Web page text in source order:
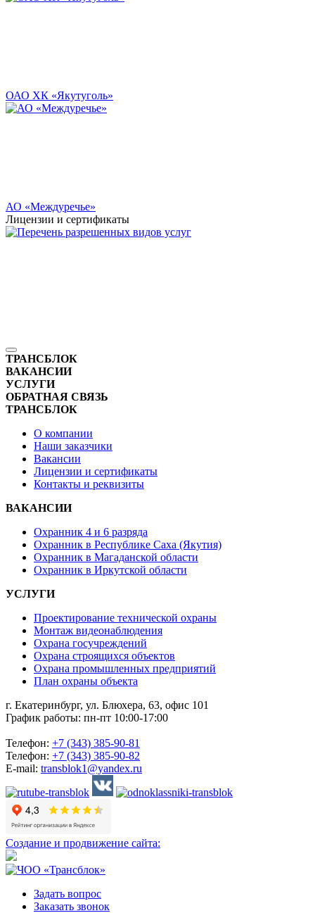
ОАО ХК «Якутуголь»
АО «Междуречье»
Лицензии и сертификаты
ТРАНСБЛОК
ВАКАНСИИ
УСЛУГИ
ОБРАТНАЯ СВЯЗЬ
ТРАНСБЛОК
О компании
Наши заказчики
Вакансии
Лицензии и сертификаты
Контакты и реквизиты
ВАКАНСИИ
Охранник 4 и 6 разряда
Охранник в Республике Саха (Якутия)
Охранник в Магаданской области
Охранник в Иркутской области
УСЛУГИ
Проектирование технической охраны
Монтаж видеонаблюдения
Охрана госучреждений
Охрана строящихся объектов
Охрана промышленных предприятий
План охраны объекта
г. Екатеринбург, ул. Блюхера, 63, офис 101
График работы: пн-пт 10:00-17:00
Телефон: +7 (343) 385-90-81
Телефон: +7 (343) 385-90-82
E-mail: transblok1@yandex.ru
Создание и продвижение сайта:
Задать вопрос
Заказать звонок